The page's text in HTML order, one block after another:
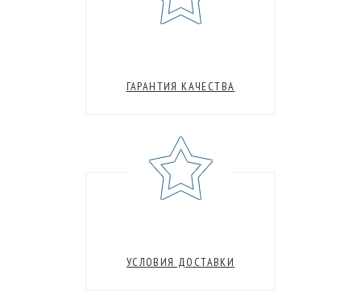
ГАРАНТИЯ КАЧЕСТВА
УСЛОВИЯ ДОСТАВКИ